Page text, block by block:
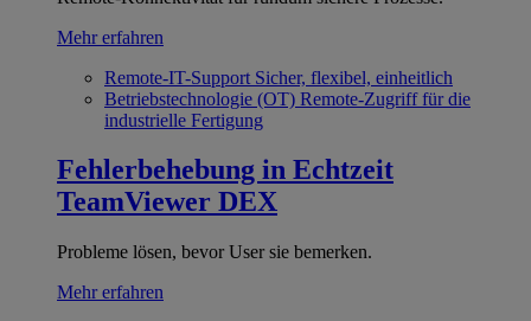
Mehr erfahren
Remote-IT-Support Sicher, flexibel, einheitlich
Betriebstechnologie (OT) Remote-Zugriff für die
industrielle Fertigung
Fehlerbehebung in Echtzeit
TeamViewer DEX
Probleme lösen, bevor User sie bemerken.
Mehr erfahren